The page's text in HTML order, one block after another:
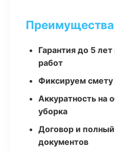
Гарантия до 5
работ
Фиксируем смету
Аккуратность на
уборка
Договор и
документов